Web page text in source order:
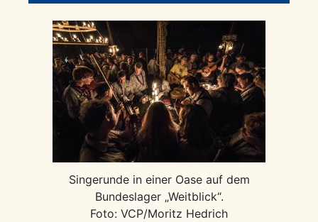
Singerunde in einer Oase auf dem
Bundeslager „Weitblick“.
Foto: VCP/Moritz Hedrich